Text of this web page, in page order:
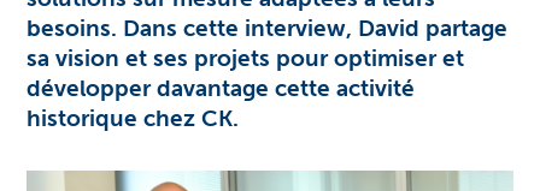
besoins. Dans cette interview, David partage
sa vision et ses projets pour optimiser et
développer davantage cette activité
historique chez CK.